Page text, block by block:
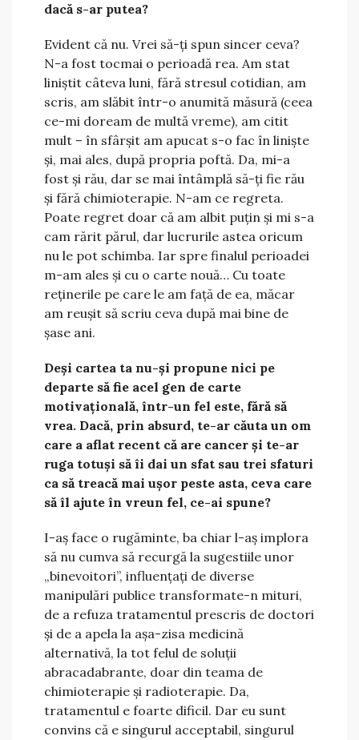
dacă s-ar putea?
Evident că nu. Vrei să-ți spun sincer ceva?
N-a fost tocmai o perioadă rea. Am stat
liniștit câteva luni, fără stresul cotidian, am
scris, am slăbit într-o anumită măsură (ceea
ce-mi doream de multă vreme), am citit
mult – în sfârșit am apucat s-o fac în liniște
și, mai ales, după propria poftă. Da, mi-a
fost și rău, dar se mai întâmplă să-ți fie rău
și fără chimioterapie. N-am ce regreta.
Poate regret doar că am albit puțin și mi s-a
cam rărit părul, dar lucrurile astea oricum
nu le pot schimba. Iar spre finalul perioadei
m-am ales și cu o carte nouă… Cu toate
reținerile pe care le am față de ea, măcar
am reușit să scriu ceva după mai bine de
șase ani.
Deși cartea ta nu-și propune nici pe
departe să fie acel gen de carte
motivațională, într-un fel este, fără să
vrea. Dacă, prin absurd, te-ar căuta un om
care a aflat recent că are cancer și te-ar
ruga totuși să îi dai un sfat sau trei sfaturi
ca să treacă mai ușor peste asta, ceva care
să îl ajute în vreun fel, ce-ai spune?
I-aș face o rugăminte, ba chiar l-aș implora
să nu cumva să recurgă la sugestiile unor
„binevoitori”, influențați de diverse
manipulări publice transformate-n mituri,
de a refuza tratamentul prescris de doctori
și de a apela la așa-zisa medicină
alternativă, la tot felul de soluții
abracadabrante, doar din teama de
chimioterapie și radioterapie. Da,
tratamentul e foarte dificil. Dar eu sunt
convins că e singurul acceptabil, singurul